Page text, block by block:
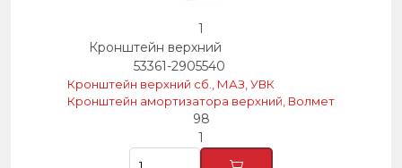
1
Кронштейн верхний
53361-2905540
Кронштейн верхний сб., МАЗ, УВК
Кронштейн амортизатора верхний, Волмет
98
1